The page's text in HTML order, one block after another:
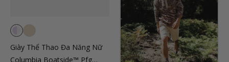
Giày Thể Thao Đa Năng Nữ
Columbia Boatside™ Pfg